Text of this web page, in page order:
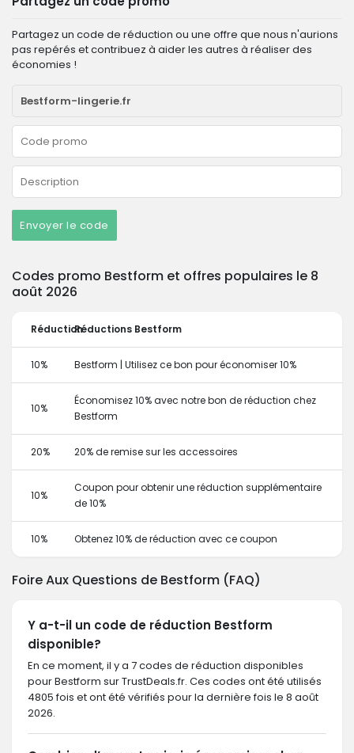
Partagez un code de réduction ou une offre que nous n'aurions
pas repérés et contribuez à aider les autres à réaliser des
économies !
Envoyer le code
Codes promo Bestform et offres populaires le 8
août 2026
RéductionRéductions Bestform
10% Bestform | Utilisez ce bon pour économiser 10%
10%
Économisez 10% avec notre bon de réduction chez
Bestform
20% 20% de remise sur les accessoires
10%
Coupon pour obtenir une réduction supplémentaire
de 10%
10% Obtenez 10% de réduction avec ce coupon
Foire Aux Questions de Bestform (FAQ)
Y a-t-il un code de réduction Bestform
disponible?
En ce moment, il y a 7 codes de réduction disponibles
pour Bestform sur TrustDeals.fr. Ces codes ont été utilisés
4805 fois et ont été vérifiés pour la dernière fois le 8 août
2026.